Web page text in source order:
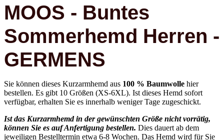
MOOS - Buntes
Sommerhemd Herren -
GERMENS
Sie können dieses Kurzarmhemd aus 100 % Baumwolle hier
bestellen. Es gibt 10 Größen (XS-6XL). Ist dieses Hemd sofort
verfügbar, erhalten Sie es innerhalb weniger Tage zugeschickt.
Ist das Kurzarmhemd in der gewünschten Größe nicht vorrätig,
können Sie es auf Anfertigung bestellen. Dies dauert ab dem
jeweiligen Bestelltermin etwa 6-8 Wochen. Das Hemd wird für Sie